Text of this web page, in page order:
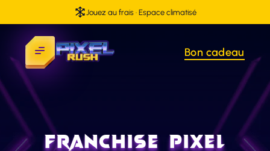
Jouez au frais · Espace climatisé
Bon cadeau
BLOG
TEAM BUILDING
Franchise Pixel